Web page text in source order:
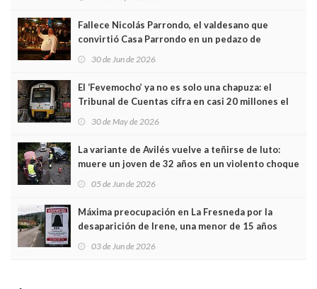
Fallece Nicolás Parrondo, el valdesano que
convirtió Casa Parrondo en un pedazo de
Asturias en Madrid
30 de Jun de 2026
El ‘Fevemocho’ ya no es solo una chapuza: el
Tribunal de Cuentas cifra en casi 20 millones el
sobrecoste de los trenes que no cabían por los
30 de May de 2026
La variante de Avilés vuelve a teñirse de luto:
muere un joven de 32 años en un violento choque
frontal
05 de Jun de 2026
Máxima preocupación en La Fresneda por la
desaparición de Irene, una menor de 15 años
03 de Jun de 2026